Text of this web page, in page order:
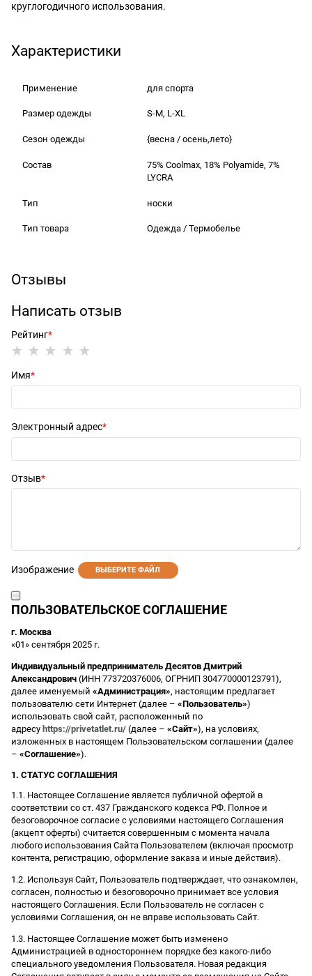
круглогодичного использования.
Характеристики
Применение для спорта
Размер одежды S-M, L-XL
Сезон одежды {весна / осень,лето}
Состав
75% Coolmax, 18% Polyamide, 7%
LYCRA
Тип носки
Тип товара Одежда / Термобелье
Отзывы
Написать отзыв
Рейтинг
Имя
Электронный адрес
Отзыв
Изображение ВЫБЕРИТЕ ФАЙЛ
ПОЛЬЗОВАТЕЛЬСКОЕ СОГЛАШЕНИЕ
г. Москва
«01» сентября 2025 г.
Индивидуальный предприниматель Десятов Дмитрий
Александрович (ИНН 773720376006, ОГРНИП 304770000123791),
далее именуемый «Администрация», настоящим предлагает
пользователю сети Интернет (далее – «Пользователь»)
использовать свой сайт, расположенный по
адресу https://privetatlet.ru/ (далее – «Сайт»), на условиях,
изложенных в настоящем Пользовательском соглашении (далее
– «Соглашение»).
1. СТАТУС СОГЛАШЕНИЯ
1.1. Настоящее Соглашение является публичной офертой в
соответствии со ст. 437 Гражданского кодекса РФ. Полное и
безоговорочное согласие с условиями настоящего Соглашения
(акцепт оферты) считается совершенным с момента начала
любого использования Сайта Пользователем (включая просмотр
контента, регистрацию, оформление заказа и иные действия).
1.2. Используя Сайт, Пользователь подтверждает, что ознакомлен,
согласен, полностью и безоговорочно принимает все условия
настоящего Соглашения. Если Пользователь не согласен с
условиями Соглашения, он не вправе использовать Сайт.
1.3. Настоящее Соглашение может быть изменено
Администрацией в одностороннем порядке без какого-либо
специального уведомления Пользователя. Новая редакция